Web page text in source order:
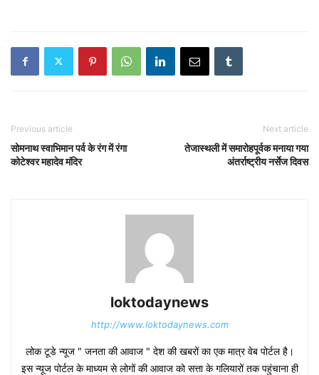
Previous article
सोमनाथ स्वाभिमान पर्व के रंग में रंगा
कोटेश्वर महादेव मंदिर
Next article
तेजास्थली में समारोहपूर्वक मनाया गया
अंतर्राष्ट्रीय नर्सेज दिवस
loktodaynews
http://www.loktodaynews.com
लोक टूडे न्यूज " जनता की आवाज " देश की खबरों का एक मात्र वेब पोर्टल है।
इस न्यूज पोर्टल के माध्यम से लोगों की आवाज को सत्ता के गलियारों तक पहुंचाना ही